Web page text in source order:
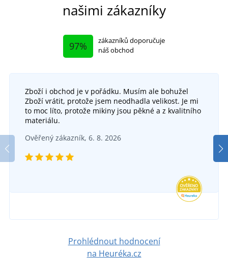
+2
Kruhová šála z organické bavlny
DO 6 DNŮ
v pondělí 17. 8.
Lehká bavlněná čepice Hemsedal
125 Kč
našimi zákazníky
97%
zákazníků doporučuje
náš obchod
Zboží i obchod je v pořádku. Musím ale bohužel
Zboží vrátit, protože jsem neodhadla velikost. Je mi
to moc líto, protože mikiny jsou pěkné a z kvalitního
materiálu.
Ověřený zákazník, 6. 8. 2026
Prohlédnout hodnocení
na Heuréka.cz